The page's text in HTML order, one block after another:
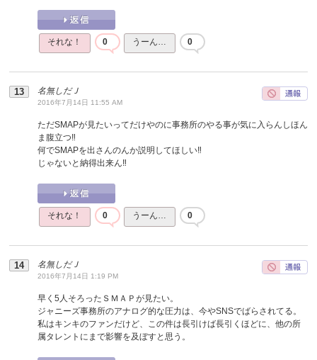
それな！ 0 うーん… 0
名無しだＪ
2016年7月14日 11:55 AM
ただSMAPが見たいってだけやのに事務所のやる事が気に入らんしほん
ま腹立つ‼︎
何でSMAPを出さんのんか説明してほしい‼︎
じゃないと納得出来ん‼︎
それな！ 0 うーん… 0
名無しだＪ
2016年7月14日 1:19 PM
早く5人そろったＳＭＡＰが見たい。
ジャニーズ事務所のアナログ的な圧力は、今やSNSでばらされてる。
私はキンキのファンだけど、この件は長引けば長引くほどに、他の所
属タレントにまで影響を及ぼすと思う。